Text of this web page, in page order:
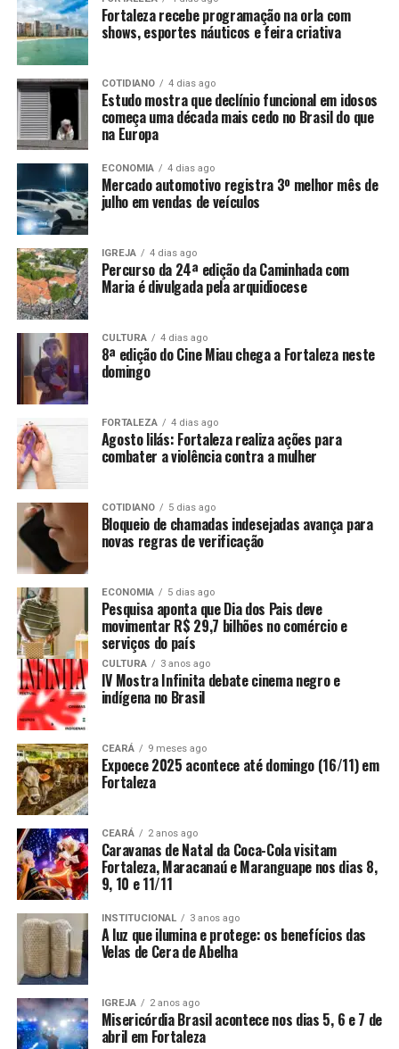
Fortaleza recebe programação na orla com
shows, esportes náuticos e feira criativa
COTIDIANO 4 dias ago
Estudo mostra que declínio funcional em idosos
começa uma década mais cedo no Brasil do que
na Europa
ECONOMIA 4 dias ago
Mercado automotivo registra 3º melhor mês de
julho em vendas de veículos
IGREJA 4 dias ago
Percurso da 24ª edição da Caminhada com
Maria é divulgada pela arquidiocese
CULTURA 4 dias ago
8ª edição do Cine Miau chega a Fortaleza neste
domingo
FORTALEZA 4 dias ago
Agosto lilás: Fortaleza realiza ações para
combater a violência contra a mulher
COTIDIANO 5 dias ago
Bloqueio de chamadas indesejadas avança para
novas regras de verificação
ECONOMIA 5 dias ago
Pesquisa aponta que Dia dos Pais deve
movimentar R$ 29,7 bilhões no comércio e
serviços do país
CULTURA 3 anos ago
IV Mostra Infinita debate cinema negro e
indígena no Brasil
CEARÁ 9 meses ago
Expoece 2025 acontece até domingo (16/11) em
Fortaleza
CEARÁ 2 anos ago
Caravanas de Natal da Coca-Cola visitam
Fortaleza, Maracanaú e Maranguape nos dias 8,
9, 10 e 11/11
INSTITUCIONAL 3 anos ago
A luz que ilumina e protege: os benefícios das
Velas de Cera de Abelha
IGREJA 2 anos ago
Misericórdia Brasil acontece nos dias 5, 6 e 7 de
abril em Fortaleza